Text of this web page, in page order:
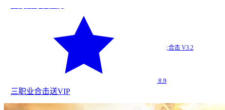
8.9
·合击 V3.2
三职业合击送VIP